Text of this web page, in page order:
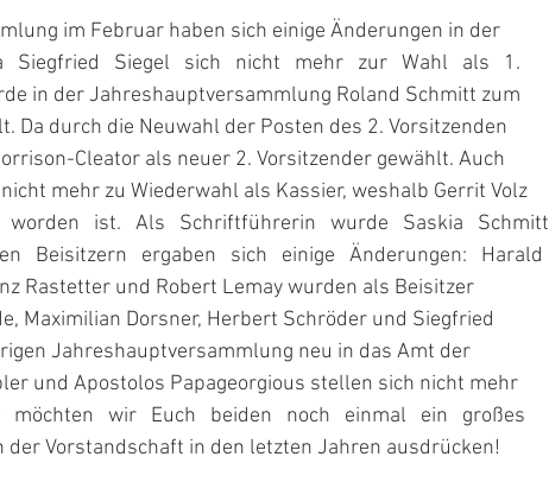
im Februar haben sich einige Änderungen in der
Siegfried   Siegel   sich   nicht   mehr   zur   Wahl   als   1.
in der Jahreshauptversammlung Roland Schmitt zum
Da durch die Neuwahl der Posten des 2. Vorsitzenden
Cleator als neuer 2. Vorsitzender gewählt. Auch
mehr zu Wiederwahl als Kassier, weshalb Gerrit Volz
worden   ist.   Als   Schriftführerin   wurde   Saskia   Schmitt
Beisitzern   ergaben   sich   einige   Änderungen:   Harald
Rastetter und Robert Lemay wurden als Beisitzer
Maximilian Dorsner, Herbert Schröder und Siegfried
Jahreshauptversammlung neu in das Amt der
und Apostolos Papageorgious stellen sich nicht mehr
möchten   wir   Euch   beiden   noch   einmal   ein   großes
der Vorstandschaft in den letzten Jahren ausdrücken!